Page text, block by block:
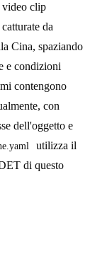
video clip
da
Cina, spaziando
e condizioni
contengono
con
dell'oggetto e
utilizza il
di questo